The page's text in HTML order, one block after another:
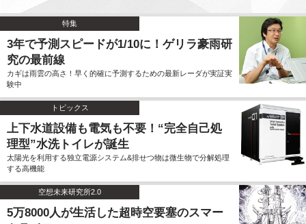
特集
3年で予測スピードが1/10に！ゲリラ豪雨研
究の最前線
カギは雨雲の高さ！早く的確に予測するための最新レーダが実証実
験中
トピックス
上下水道設備も電気も不要！“完全自己処
理型”水洗トイレが誕生
太陽光を利用する独立電源システム&排せつ物は微生物で分解処理
する高機能
空想未来研究所2.0
5万8000人が生活した超時空要塞のスマー